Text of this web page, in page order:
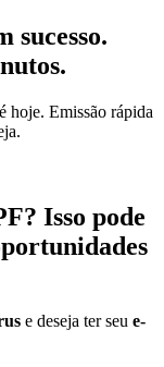
sucesso.
hoje. Emissão rápida
Isso pode
e deseja ter seu e-